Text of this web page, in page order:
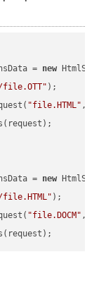
= new
file.OTT" );
"file.HTML"
= new
);
"file.DOCM"